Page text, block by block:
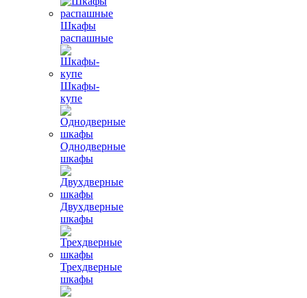
Шкафы
распашные
Шкафы-
купе
Однодверные
шкафы
Двухдверные
шкафы
Трехдверные
шкафы